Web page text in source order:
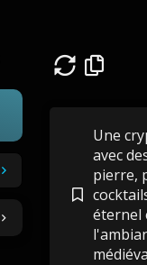
Une
avec
pierre,
éternel